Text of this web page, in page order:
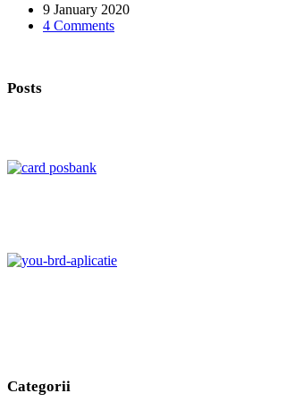
pensiei
Pilon
9 January 2020
4 Comments
Posts
Categorii